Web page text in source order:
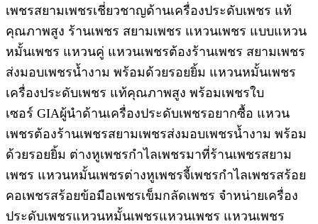
เพชรสยามเพชรเชี่ยวชาญด้านเครื่องประดับเพชร แท้
คุณภาพสูง ร้านเพชร สยามเพชร แหวนเพชร แบบแหวน
หมั้นเพชร แหวนคู่ แหวนเพชรต้องร้านเพชร สยามเพชร
ส่งมอบเพชรน้ำงาม พร้อมด้วยรอยยิ้ม แหวนหมั้นเพชร
เครื่องประดับเพชร แท้คุณภาพสูง พร้อมเพชรใบ
เซอร์ GIAผู้นำด้านเครื่องประดับเพชรอยากซื้อ แหวน
เพชรต้องร้านเพชรสยามเพชรส่งมอบเพชรน้ำงาม พร้อม
ด้วยรอยยิ้ม ต่างหูเพชรกำไลเพชรมาที่ร้านเพชรสยาม
เพชร แหวนหมั้นเพชรต่างหูเพชรจี้เพชรกำไลเพชรสร้อย
คอเพชรสร้อยข้อมือเพชรเข็มกลัดเพชร จำหน่ายเครื่อง
ประดับเพชรแหวนหมั้นเพชรแหวนเพชร แหวนเพชร